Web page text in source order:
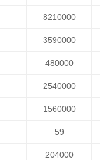
8210000
3590000
480000
2540000
1560000
59
204000